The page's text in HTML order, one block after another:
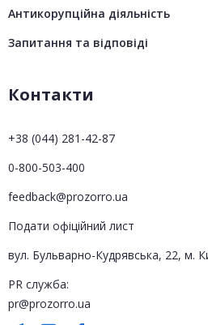
Антикорупційна діяльність
Запитання та відповіді
Контакти
+38 (044) 281-42-87
0-800-503-400
feedback@prozorro.ua
Подати офіційний лист
вул. Бульварно-Кудрявська, 22, м.
PR служба:
pr@prozorro.ua